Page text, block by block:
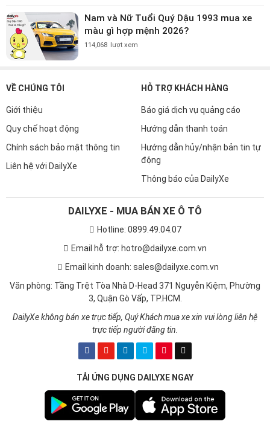
Nam và Nữ Tuổi Quý Dậu 1993 mua xe
màu gì hợp mệnh 2026?
114,068 lượt xem
VỀ CHÚNG TÔI
Giới thiệu
Quy chế hoạt động
Chính sách bảo mật thông tin
Liên hệ với DailyXe
HỖ TRỢ KHÁCH HÀNG
Báo giá dịch vụ quảng cáo
Hướng dẫn thanh toán
Hướng dẫn hủy/nhận bản tin tự
động
Thông báo của DailyXe
DAILYXE - MUA BÁN XE Ô TÔ
Hotline: 0899.49.04.07
Email hỗ trợ: hotro@dailyxe.com.vn
Email kinh doanh: sales@dailyxe.com.vn
Văn phòng: Tầng Trệt Tòa Nhà D-Head 371 Nguyễn Kiệm, Phường
3, Quận Gò Vấp, TP.HCM.
DailyXe không bán xe trực tiếp, Quý Khách mua xe xin vui lòng liên hệ
trực tiếp người đăng tin.
TẢI ỨNG DỤNG DAILYXE NGAY